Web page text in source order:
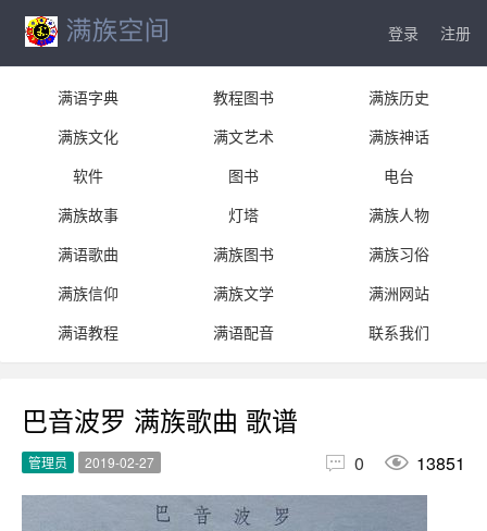
登录 注册
满语字典 教程图书
满族历史
满族文化
满文艺术
满族神话
软件
图书
电台
满族故事
灯塔
满族人物
满语歌曲
满族图书
满族习俗
满族信仰
满族文学
满洲网站
满语教程
满语配音 联系我们
巴音波罗 满族歌曲 歌谱
管理员 2019-02-27  0  13851